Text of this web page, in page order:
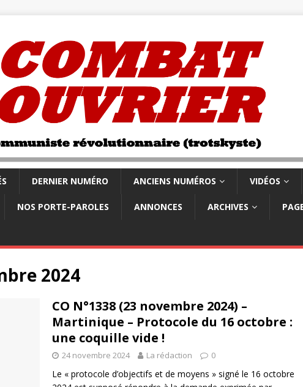
DERNIER NUMÉRO ANCIENS NUMÉROS VIDÉOS
NOS PORTE-PAROLES ANNONCES ARCHIVES
2024
CO N°1338 (23 novembre 2024) –
Martinique – Protocole du 16 octobre :
une coquille vide !
24 novembre 2024 La rédaction 0
Le « protocole d’objectifs et de moyens » signé le 16 octobre